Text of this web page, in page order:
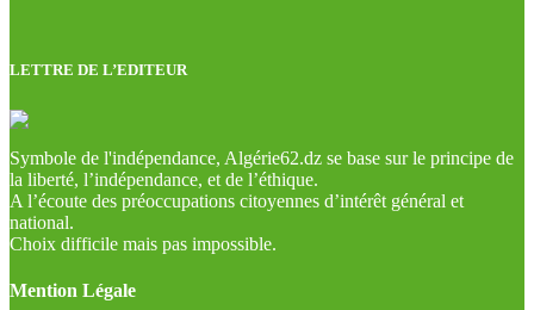
LETTRE DE L’EDITEUR
Symbole de l'indépendance, Algérie62.dz se base sur le principe de
la liberté, l’indépendance, et de l’éthique.
A l’écoute des préoccupations citoyennes d’intérêt général et
national.
Choix difficile mais pas impossible.
Mention Légale